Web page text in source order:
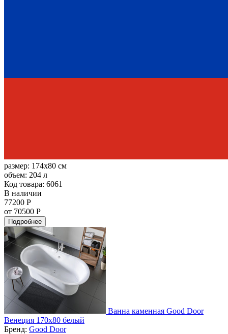
размер: 174x80 см
объем: 204 л
Код товара: 6061
В наличии
77200 Р
от 70500 Р
Подробнее
Ванна каменная Good Door
Венеция 170х80 белый
Бренд: Good Door